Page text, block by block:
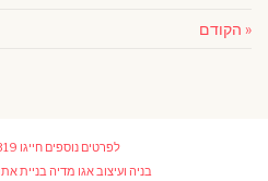
« הקודם
לפרטים נוספים חייגו
בניה ועיצובאגו מדיה בניית